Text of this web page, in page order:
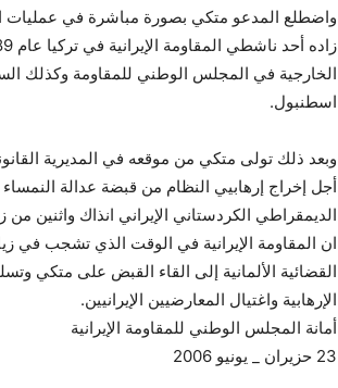
واضطلع المدعو متكي بصورة مباشرة في عمليات
الخارجية في المجلس الوطني للمقاومة وكذلك
اسطنبول.
وبعد ذلك تولى متكي من موقعه في المديرية
أجل إخراج إرهابيي النظام من قبضة عدالة
الديمقراطي الكردستاني الإيراني انذاك واثنين من
ان المقاومة الإيرانية في الوقت الذي تشجب في
القضائية الألمانية إلى القاء القبض على متكي
الإرهابية واغتيال المعارضيين الإيرانيين.
أمانة المجلس الوطني للمقاومة الإيرانية
23 حزيران _ يونيو 2006